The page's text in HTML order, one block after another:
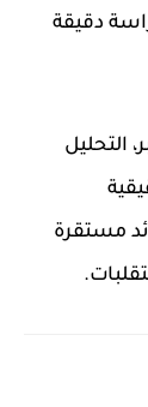
دقيقة
التحليل
مستقرة